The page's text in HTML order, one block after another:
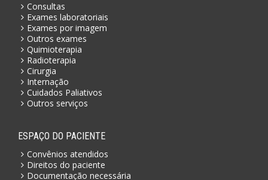
Consultas
Exames laboratoriais
Exames por imagem
Outros exames
Quimioterapia
Radioterapia
Cirurgia
Internação
Cuidados Paliativos
Outros serviços
ESPAÇO DO PACIENTE
Convênios atendidos
Direitos do paciente
Documentação necessária